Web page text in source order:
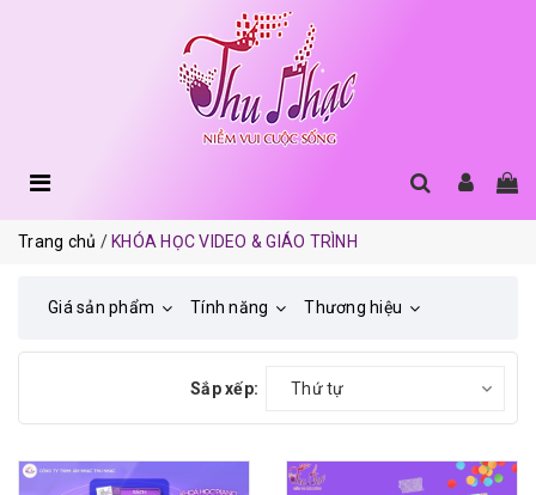
Trang chủ KHÓA HỌC VIDEO & GIÁO TRÌNH
Giá sản phẩm Tính năng Thương hiệu
Sắp xếp: Thứ tự